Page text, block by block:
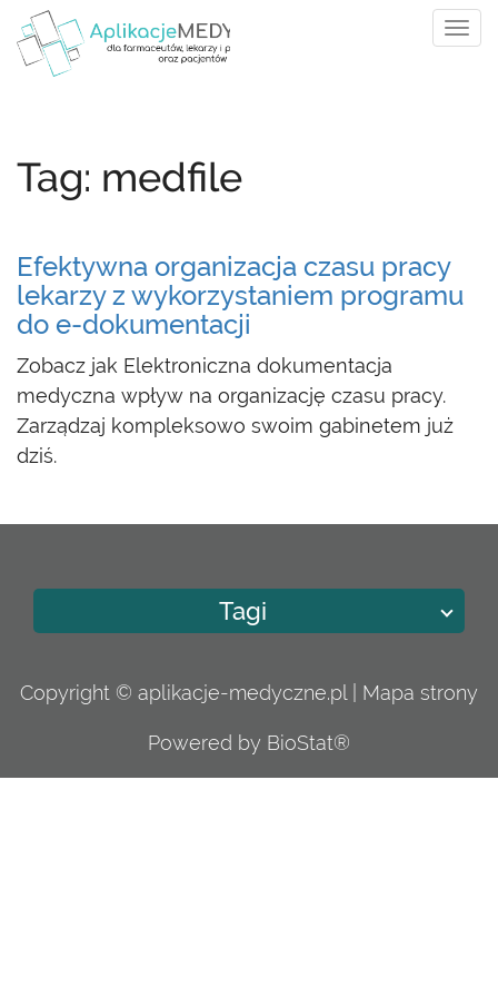
Tag: medfile
Efektywna organizacja czasu pracy
lekarzy z wykorzystaniem programu
do e-dokumentacji
Zobacz jak Elektroniczna dokumentacja
medyczna wpływ na organizację czasu pracy.
Zarządzaj kompleksowo swoim gabinetem już
dziś.
Tagi
Copyright © aplikacje-medyczne.pl | Mapa strony
Powered by BioStat®